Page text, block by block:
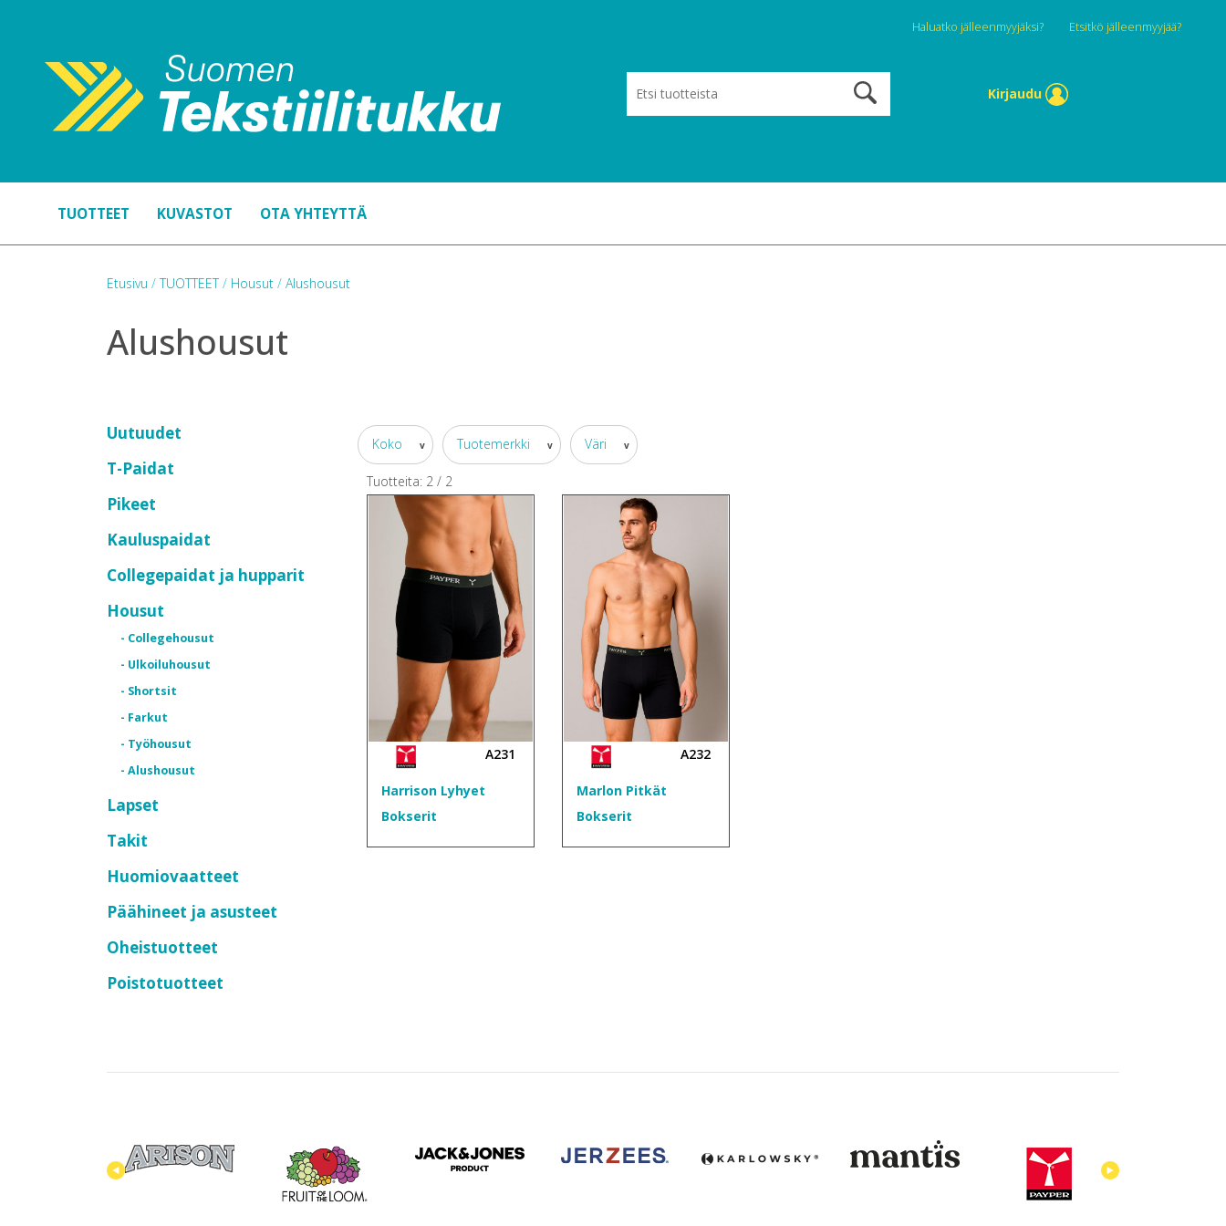
Haluatko jälleenmyyjäksi? Etsitkö jälleenmyyjää?
Kirjaudu
TUOTTEET KUVASTOT OTA YHTEYTTÄ
Etusivu /TUOTTEET/ Housut / Alushousut
Alushousut
Uutuudet
T-Paidat
Pikeet
Kauluspaidat
Collegepaidat ja hupparit
Housut
- Collegehousut
- Ulkoiluhousut
- Shortsit
- Farkut
- Työhousut
- Alushousut
Lapset
Takit
Huomiovaatteet
Päähineet ja asusteet
Oheistuotteet
Poistotuotteet
Koko v Tuotemerkki v Väri v
Tuotteita: 2 / 2
A231
Harrison Lyhyet
Bokserit
A232
Marlon Pitkät
Bokserit